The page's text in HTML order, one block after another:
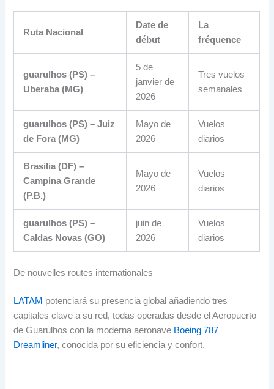
Ruta Nacional
Date de
début
La
fréquence
guarulhos (PS)–
Uberaba (MG)
5 de
janvier de
2026
Tres vuelos
semanales
guarulhos (PS)– Juiz
de Fora (MG)
Mayo de
2026
Vuelos
diarios
Brasilia (DF)–
Campina Grande
(P.B.)
Mayo de
2026
Vuelos
diarios
guarulhos (PS)–
Caldas Novas (GO)
juin de
2026
Vuelos
diarios
De nouvelles routes internationales
LATAM potenciará su presencia global añadiendo tres
capitales clave a su red,todas operadas desde el Aeropuerto
de Guarulhos con la moderna aeronave Boeing 787
Dreamliner,conocida por su eficiencia y confort.